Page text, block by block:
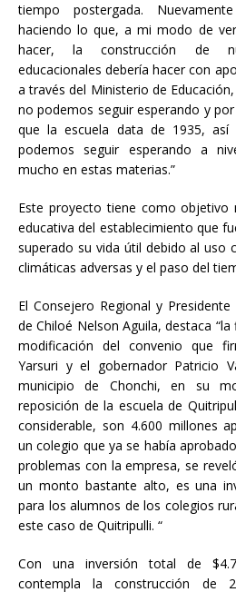
tiempo postergada.
haciendo lo que, a mi modo de
hacer, la construcción de
educacionales debería hacer con
a través del Ministerio de
no podemos seguir esperando y
que la escuela data de 1935,
podemos seguir esperando a
mucho en estas materias.”
Este proyecto tiene como objetivo
educativa del establecimiento que
superado su vida útil debido al uso
climáticas adversas y el paso del
El Consejero Regional y
de Chiloé Nelson Aguila, destaca
modificación del convenio que
Yarsuri y el gobernador Patricio
municipio de Chonchi, en su
reposición de la escuela de
considerable, son 4.600 millones
un colegio que ya se había
problemas con la empresa, se
un monto bastante alto, es una
para los alumnos de los colegios
este caso de Quitripulli. “
Con una inversión total de
contempla la construcción de